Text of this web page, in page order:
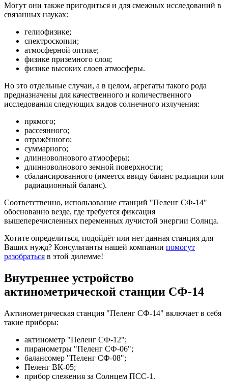
Могут они также пригодиться и для смежных исследований в
связанных науках:
гелиофизике;
спектроскопии;
атмосферной оптике;
физике приземного слоя;
физике высоких слоев атмосферы.
Но это отдельные случаи, а в целом, агрегаты такого рода
предназначены для качественного и количественного
исследования следующих видов солнечного излучения:
прямого;
рассеянного;
отражённого;
суммарного;
длинноволнового атмосферы;
длинноволнового земной поверхности;
сбалансированного (имеется ввиду баланс радиации или
радиационный баланс).
Соответственно, использование станций "Пеленг СФ-14"
обоснованно везде, где требуется фиксация
вышеперечисленных переменных лучистой энергии Солнца.
Хотите определиться, подойдёт или нет данная станция для
Ваших нужд? Консультанты нашей компании помогут
разобраться в этой дилемме!
Внутреннее устройство
актинометрической станции СФ-14
Актинометрическая станция "Пеленг СФ-14" включает в себя
такие приборы:
актинометр "Пеленг СФ-12";
пиранометры "Пеленг СФ-06";
балансомер "Пеленг СФ-08";
Пеленг ВК-05;
прибор слежения за Солнцем ПСС-1.